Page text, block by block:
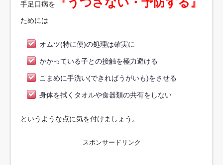
手足口病を
ためには
オムツ(特に便)の処理は確実に
かかっている子との接触を極力避ける
こまめに手洗い(できればうがいも)をさせる
身体を拭くタオルや食器類の共有をしない
というような点に気を付けましょう。
スポンサードリンク